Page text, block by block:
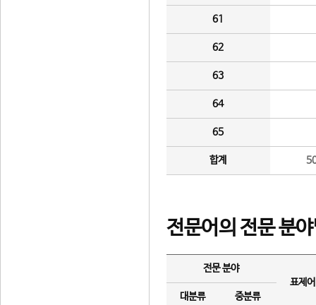
61
62
63
64
65
합계
전문어의 전문 분
전문 분야
표제
대분류
중분류